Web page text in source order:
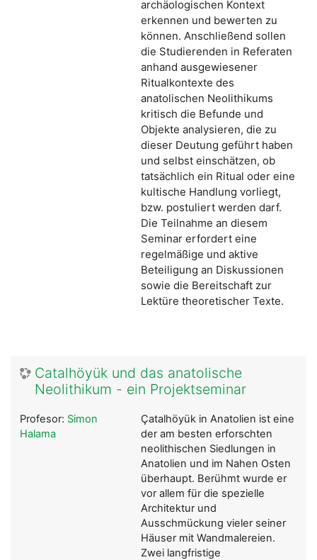
archäologischen Kontext
erkennen und bewerten zu
können. Anschließend sollen
die Studierenden in Referaten
anhand ausgewiesener
Ritualkontexte des
anatolischen Neolithikums
kritisch die Befunde und
Objekte analysieren, die zu
dieser Deutung geführt haben
und selbst einschätzen, ob
tatsächlich ein Ritual oder eine
kultische Handlung vorliegt,
bzw. postuliert werden darf.
Die Teilnahme an diesem
Seminar erfordert eine
regelmäßige und aktive
Beteiligung an Diskussionen
sowie die Bereitschaft zur
Lektüre theoretischer Texte.
Catalhöyük und das anatolische
Neolithikum - ein Projektseminar
Çatalhöyük in Anatolien ist eine
der am besten erforschten
neolithischen Siedlungen in
Anatolien und im Nahen Osten
überhaupt. Berühmt wurde er
vor allem für die spezielle
Architektur und
Ausschmückung vieler seiner
Häuser mit Wandmalereien.
Zwei langfristige
Profesor: Simon
Halama